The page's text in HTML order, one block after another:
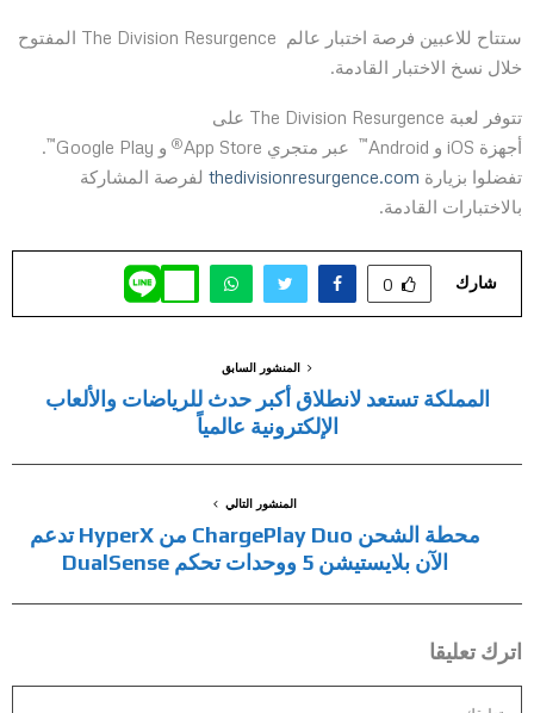
ستتاح للاعبين فرصة اختبار عالم The Division Resurgence المفتوح
خلال نسخ الاختبار القادمة.
تتوفر لعبة The Division Resurgence على
أجهزة iOS و Android
™ عبر متجري App Store ® و Google Play ™
.
تفضلوا بزيارة thedivisionresurgence.com لفرصة المشاركة
بالاختبارات القادمة.
شارك 0
المنشور السابق
المملكة تستعد لانطلاق أكبر حدث للرياضات والألعاب
الإلكترونية عالمياً
المنشور التالي
محطة الشحن ChargePlay Duo من HyperX تدعم
الآن بلايستيشن 5 ووحدات تحكم DualSense
اترك تعليقا